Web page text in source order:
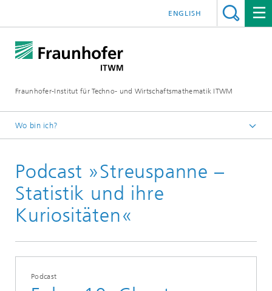
Fraunhofer-Institut für Techno- und Wirtschaftsmathematik ITWM
ENGLISH
Wo bin ich?
Abteilungen und Bereiche
Mathematik für die Fahrzeugentwicklung
Streuspanne – Statistik und ihre Kuriositäten
Podcast »Streuspanne –
Statistik und ihre
Kuriositäten«
Podcast